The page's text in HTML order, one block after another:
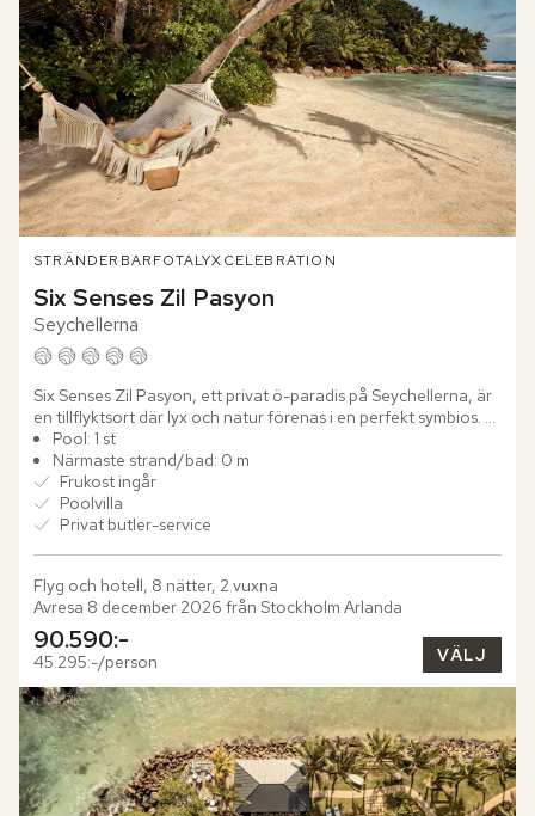
STRÄNDER BARFOTALYXCELEBRATION
Six Senses Zil Pasyon
Seychellerna
Six Senses Zil Pasyon, ett privat ö-paradis på Seychellerna, är
en tillflyktsort där lyx och natur förenas i en perfekt symbios.
Félicité Island, ligger bortom tidens ramar och nås...
Pool: 1 st
Närmaste strand/bad: 0 m
Frukost ingår
Poolvilla
Privat butler-service
Flyg och hotell, 8 nätter, 2 vuxna
Avresa 8 december 2026 från Stockholm Arlanda
90.590:-
45.295:-/person VÄLJ